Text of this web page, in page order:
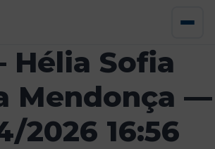
Hélia Sofia
Mendonça —
2026 16:56